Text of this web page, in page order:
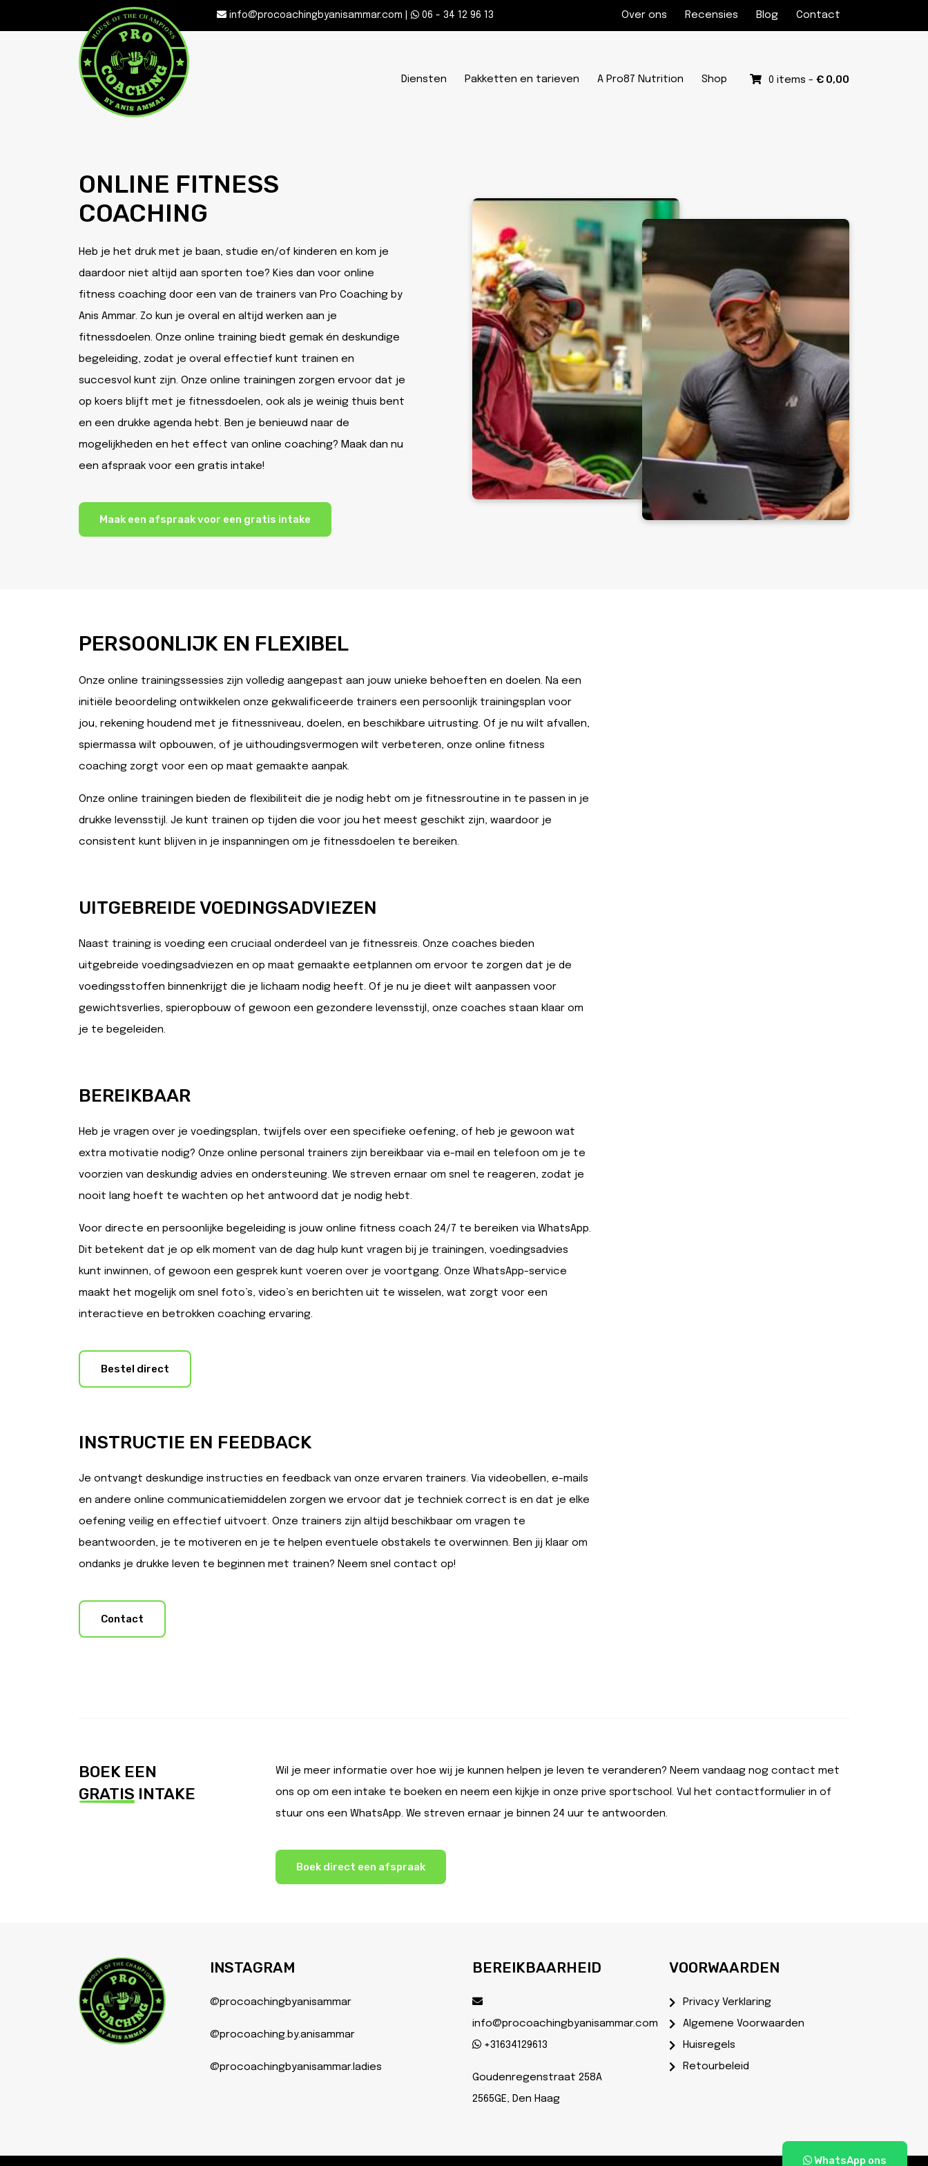
info@procoachingbyanisammar.com ‪06 - 34 12 96 13‬ Over ons Recensies Blog Contact
0 items - € 0,00
Diensten Pakketten en tarieven A Pro87 Nutrition Shop
ONLINE FITNESS
COACHING
Heb je het druk met je baan, studie en/of kinderen en kom je
daardoor niet altijd aan sporten toe? Kies dan voor online
fitness coaching door een van de trainers van Pro Coaching by
Anis Ammar. Zo kun je overal en altijd werken aan je
fitnessdoelen. Onze online training biedt gemak én deskundige
begeleiding, zodat je overal effectief kunt trainen en
succesvol kunt zijn. Onze online trainingen zorgen ervoor dat je
op koers blijft met je fitnessdoelen, ook als je weinig thuis bent
en een drukke agenda hebt. Ben je benieuwd naar de
mogelijkheden en het effect van online coaching? Maak dan nu
een afspraak voor een gratis intake!
Maak een afspraak voor een gratis intake
PERSOONLIJK EN FLEXIBEL
Onze online trainingssessies zijn volledig aangepast aan jouw unieke behoeften en doelen. Na een
initiële beoordeling ontwikkelen onze gekwalificeerde trainers een persoonlijk trainingsplan voor
jou, rekening houdend met je fitnessniveau, doelen, en beschikbare uitrusting. Of je nu wilt afvallen,
spiermassa wilt opbouwen, of je uithoudingsvermogen wilt verbeteren, onze online fitness
coaching zorgt voor een op maat gemaakte aanpak.
Onze online trainingen bieden de flexibiliteit die je nodig hebt om je fitnessroutine in te passen in je
drukke levensstijl. Je kunt trainen op tijden die voor jou het meest geschikt zijn, waardoor je
consistent kunt blijven in je inspanningen om je fitnessdoelen te bereiken.
UITGEBREIDE VOEDINGSADVIEZEN
Naast training is voeding een cruciaal onderdeel van je fitnessreis. Onze coaches bieden
uitgebreide voedingsadviezen en op maat gemaakte eetplannen om ervoor te zorgen dat je de
voedingsstoffen binnenkrijgt die je lichaam nodig heeft. Of je nu je dieet wilt aanpassen voor
gewichtsverlies, spieropbouw of gewoon een gezondere levensstijl, onze coaches staan klaar om
je te begeleiden.
BEREIKBAAR
Heb je vragen over je voedingsplan, twijfels over een specifieke oefening, of heb je gewoon wat
extra motivatie nodig? Onze online personal trainers zijn bereikbaar via e-mail en telefoon om je te
voorzien van deskundig advies en ondersteuning. We streven ernaar om snel te reageren, zodat je
nooit lang hoeft te wachten op het antwoord dat je nodig hebt.
Voor directe en persoonlijke begeleiding is jouw online fitness coach 24/7 te bereiken via WhatsApp.
Dit betekent dat je op elk moment van de dag hulp kunt vragen bij je trainingen, voedingsadvies
kunt inwinnen, of gewoon een gesprek kunt voeren over je voortgang. Onze WhatsApp-service
maakt het mogelijk om snel foto’s, video’s en berichten uit te wisselen, wat zorgt voor een
interactieve en betrokken coaching ervaring.
Bestel direct
INSTRUCTIE EN FEEDBACK
Je ontvangt deskundige instructies en feedback van onze ervaren trainers. Via videobellen, e-mails
en andere online communicatiemiddelen zorgen we ervoor dat je techniek correct is en dat je elke
oefening veilig en effectief uitvoert. Onze trainers zijn altijd beschikbaar om vragen te
beantwoorden, je te motiveren en je te helpen eventuele obstakels te overwinnen. Ben jij klaar om
ondanks je drukke leven te beginnen met trainen? Neem snel contact op!
Contact
BOEK EEN
GRATIS INTAKE
Wil je meer informatie over hoe wij je kunnen helpen je leven te veranderen? Neem vandaag nog contact met
ons op om een intake te boeken en neem een kijkje in onze prive sportschool. Vul het contactformulier in of
stuur ons een WhatsApp. We streven ernaar je binnen 24 uur te antwoorden.
Boek direct een afspraak
INSTAGRAM
@procoachingbyanisammar
@procoaching.by.anisammar
@procoachingbyanisammar.ladies
BEREIKBAARHEID
info@procoachingbyanisammar.com
+31634129613
Goudenregenstraat 258A
2565GE, Den Haag
VOORWAARDEN
Privacy Verklaring
Algemene Voorwaarden
Huisregels
Retourbeleid
WhatsApp ons